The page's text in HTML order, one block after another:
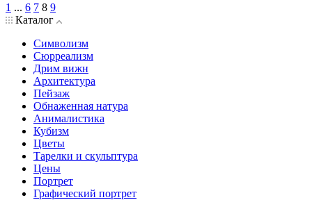
1 ... 6 7 8 9
Каталог
Символизм
Сюрреализм
Дрим вижн
Архитектура
Пейзаж
Обнаженная натура
Анималистика
Кубизм
Цветы
Тарелки и скульптура
Цены
Портрет
Графический портрет